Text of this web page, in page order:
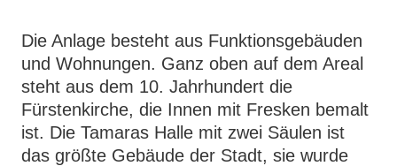
Die Anlage besteht aus Funktionsgebäuden
und Wohnungen. Ganz oben auf dem Areal
steht aus dem 10. Jahrhundert die
Fürstenkirche, die Innen mit Fresken bemalt
ist. Die Tamaras Halle mit zwei Säulen ist
das größte Gebäude der Stadt, sie wurde